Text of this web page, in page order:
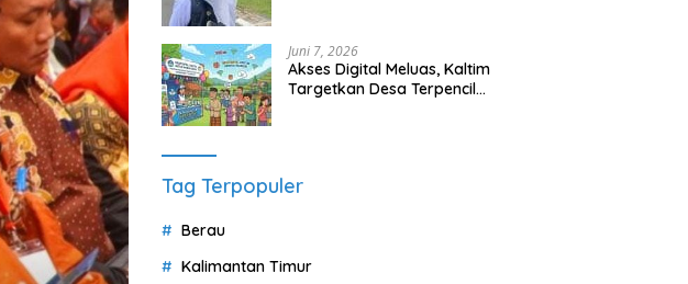
Juni 7, 2026
Akses Digital Meluas, Kaltim
Targetkan Desa Terpencil
Tag Terpopuler
Berau
Kalimantan Timur